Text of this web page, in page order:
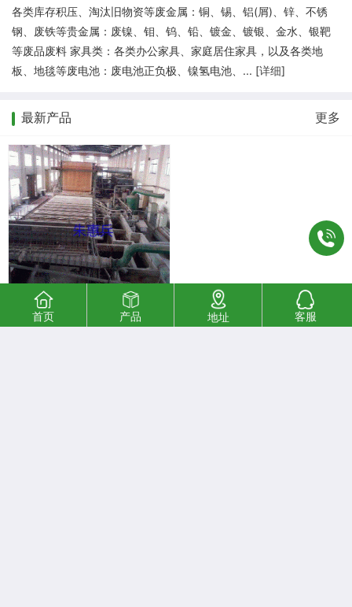
各类库存积压、淘汰旧物资等废金属：铜、锡、铝(屑)、锌、不锈
钢、废铁等贵金属：废镍、钼、钨、铅、镀金、镀银、金水、银靶
等废品废料 家具类：各类办公家具、家庭居住家具，以及各类地
板、地毯等废电池：废电池正负极、镍氢电池、... [详细]
最新产品 更多
南京常年高价回收倒闭造纸厂
首页 产品 地址 客服